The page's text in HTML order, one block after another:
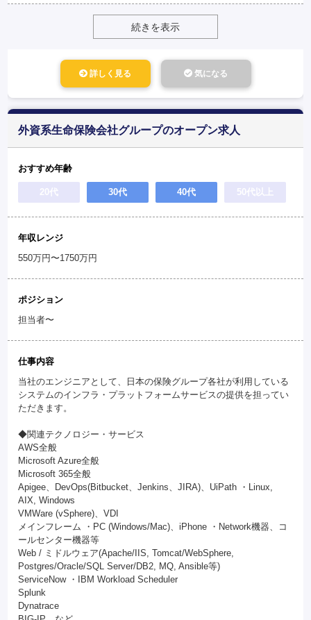
続きを表示
詳しく見る 気になる
外資系生命保険会社グループのオープン求人
おすすめ年齢
20代 30代 40代 50代以上
年収レンジ
550万円〜1750万円
ポジション
担当者〜
仕事内容
当社のエンジニアとして、日本の保険グループ各社が利用している
システムのインフラ・プラットフォームサービスの提供を担ってい
ただきます。
◆関連テクノロジー・サービス
AWS全般
Microsoft Azure全般
Microsoft 365全般
Apigee、DevOps(Bitbucket、Jenkins、JIRA)、UiPath ・Linux,
AIX, Windows
VMWare (vSphere)、VDI
メインフレーム ・PC (Windows/Mac)、iPhone ・Network機器、コ
ールセンター機器等
Web / ミドルウェア(Apache/IIS, Tomcat/WebSphere,
Postgres/Oracle/SQL Server/DB2, MQ, Ansible等)
ServiceNow ・IBM Workload Scheduler
Splunk
Dynatrace